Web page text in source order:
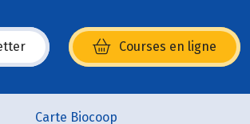
Courses en ligne
nouvelle fenêtre)
Carte Biocoop